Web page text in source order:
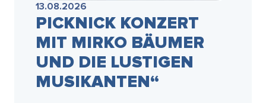
13.08.2026
PICKNICK KONZERT
MIT MIRKO BÄUMER
UND DIE LUSTIGEN
MUSIKANTEN“